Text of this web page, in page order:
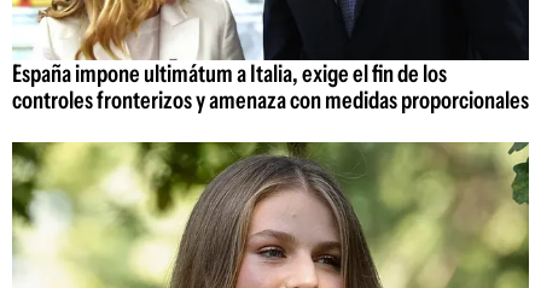
España impone ultimátum a Italia, exige el fin de los
controles fronterizos y amenaza con medidas proporcionales